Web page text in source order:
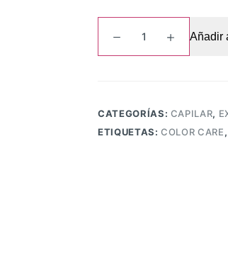
Mascarilla
Color
Nutrición
X
Añadir
CATEGORÍAS: CAPILAR,
ETIQUETAS:COLOR CARE